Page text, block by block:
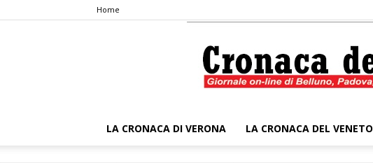
Home
LA CRONACA DI VERONA LA CRONACA DEL VENETO